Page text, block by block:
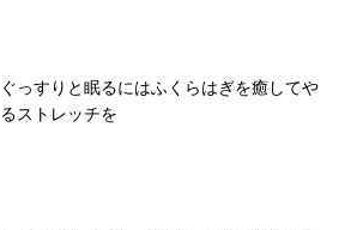
ぐっすりと眠るにはふくらはぎを癒してや
るストレッチを